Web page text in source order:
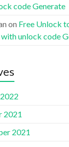
code Generate
on Free Unlock
unlock code
2021
2021